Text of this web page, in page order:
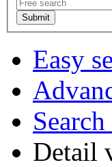
Easy
Detail